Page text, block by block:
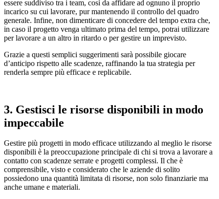
essere suddiviso tra i team, così da affidare ad ognuno il proprio
incarico su cui lavorare, pur mantenendo il controllo del quadro
generale. Infine, non dimenticare di concedere del tempo extra che,
in caso il progetto venga ultimato prima del tempo, potrai utilizzare
per lavorare a un altro in ritardo o per gestire un imprevisto.
Grazie a questi semplici suggerimenti sarà possibile giocare
d’anticipo rispetto alle scadenze, raffinando la tua strategia per
renderla sempre più efficace e replicabile.
3. Gestisci le risorse disponibili in modo
impeccabile
Gestire più progetti in modo efficace utilizzando al meglio le risorse
disponibili è la preoccupazione principale di chi si trova a lavorare a
contatto con scadenze serrate e progetti complessi. Il che è
comprensibile, visto e considerato che le aziende di solito
possiedono una quantità limitata di risorse, non solo finanziarie ma
anche umane e materiali.